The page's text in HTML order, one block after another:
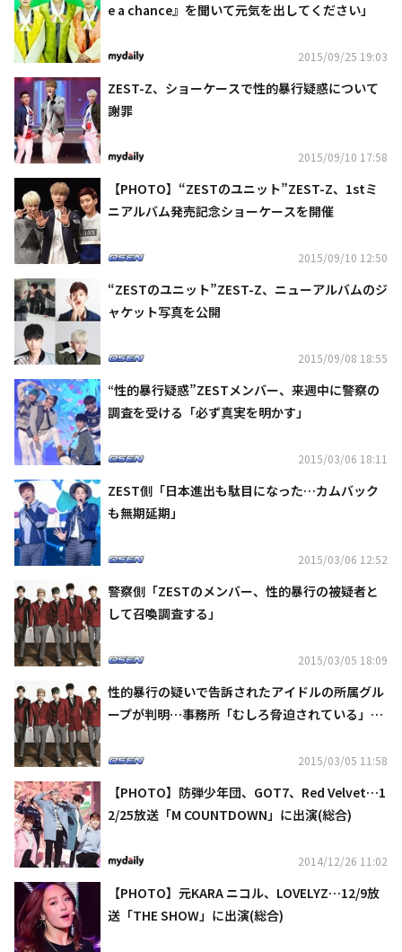
e a chance』を聞いて元気を出してください」
2015/09/25 19:03
ZEST-Z、ショーケースで性的暴行疑惑について
謝罪
2015/09/10 17:58
【PHOTO】“ZESTのユニット”ZEST-Z、1stミ
ニアルバム発売記念ショーケースを開催
2015/09/10 12:50
“ZESTのユニット”ZEST-Z、ニューアルバムのジ
ャケット写真を公開
2015/09/08 18:55
“性的暴行疑惑”ZESTメンバー、来週中に警察の
調査を受ける「必ず真実を明かす」
2015/03/06 18:11
ZEST側「日本進出も駄目になった…カムバック
も無期延期」
2015/03/06 12:52
警察側「ZESTのメンバー、性的暴行の被疑者と
して召喚調査する」
2015/03/05 18:09
性的暴行の疑いで告訴されたアイドルの所属グル
ープが判明…事務所「むしろ脅迫されている」と
2015/03/05 11:58
【PHOTO】防弾少年団、GOT7、Red Velvet…1
2/25放送「M COUNTDOWN」に出演(総合)
2014/12/26 11:02
【PHOTO】元KARA ニコル、LOVELYZ…12/9放
送「THE SHOW」に出演(総合)